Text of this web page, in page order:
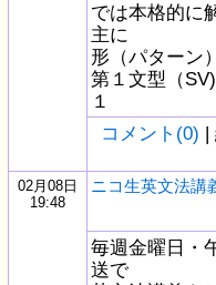
では本格的に
主に
形（パターン
第１文型（
１
コメント(0) |
02月08日
19:48
ニコ生英文法講
毎週金曜日・
送で